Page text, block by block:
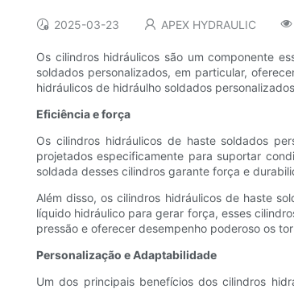
2025-03-23 APEX HYDRAULIC
Os cilindros hidráulicos são um componente
soldados personalizados, em particular,
hidráulicos de hidráulho soldados
Eficiência e força
Os cilindros hidráulicos de haste soldados
projetados especificamente para suportar
soldada desses cilindros garante força e
Além disso, os cilindros hidráulicos de haste
líquido hidráulico para gerar força, esses
pressão e oferecer desempenho poderoso os
Personalização e Adaptabilidade
Um dos principais benefícios dos cilindros